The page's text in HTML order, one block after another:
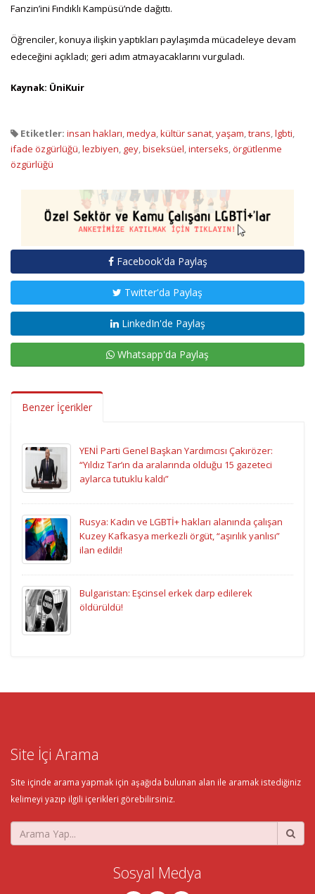
Fanzin’ini Fındıklı Kampüsü’nde dağıttı.
Öğrenciler, konuya ilişkin yaptıkları paylaşımda mücadeleye devam
edeceğini açıkladı; geri adım atmayacaklarını vurguladı.
Kaynak: ÜniKuir
Etiketler: insan hakları,medya,kültür sanat,yaşam,trans,lgbti,
ifade özgürlüğü,lezbiyen, gey,biseksüel,interseks,örgütlenme
özgürlüğü
Facebook'da Paylaş
Twitter'da Paylaş
LinkedIn'de Paylaş
Whatsapp'da Paylaş
Benzer İçerikler
YENİ Parti Genel Başkan Yardımcısı Çakırözer:
“Yıldız Tar’ın da aralarında olduğu 15 gazeteci
aylarca tutuklu kaldı”
Rusya: Kadın ve LGBTİ+ hakları alanında çalışan
Kuzey Kafkasya merkezli örgüt, “aşırılık yanlısı”
ilan edildi!
Bulgaristan: Eşcinsel erkek darp edilerek
öldürüldü!
Site İçi Arama
Site içinde arama yapmak için aşağıda bulunan alan ile aramak istediğiniz
kelimeyi yazıp ilgili içerikleri görebilirsiniz.
Sosyal Medya